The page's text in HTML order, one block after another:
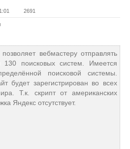
2691
вебмастеру отправлять
поисковых систем. Имеется
поисковой системы.
будет зарегистрирован во всех
Т.к. скрипт от американских
Яндекс отсутствует.